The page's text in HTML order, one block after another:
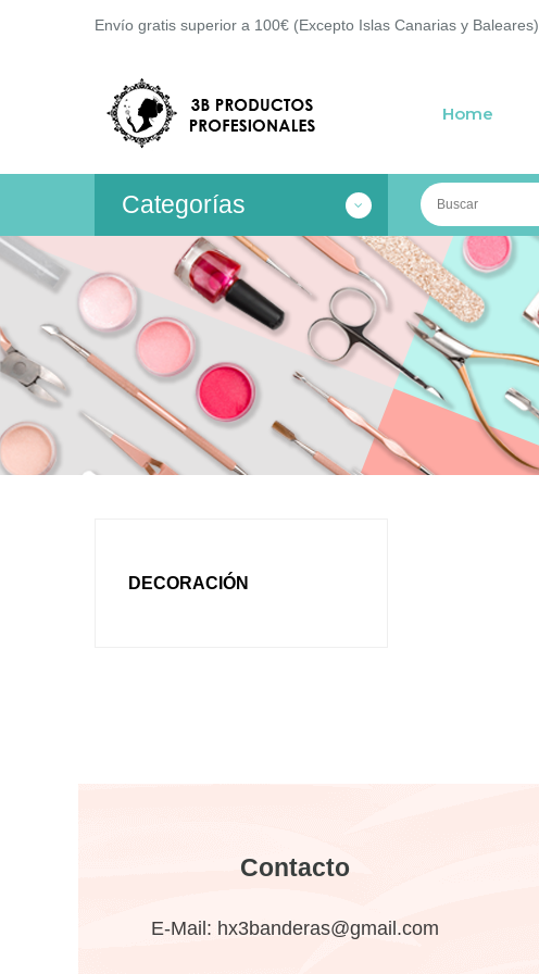
Envío gratis superior a 100€ (Excepto Islas Canarias y Baleares)
Home
Categorías
DECORACIÓN
Contacto
E-Mail: hx3banderas@gmail.com